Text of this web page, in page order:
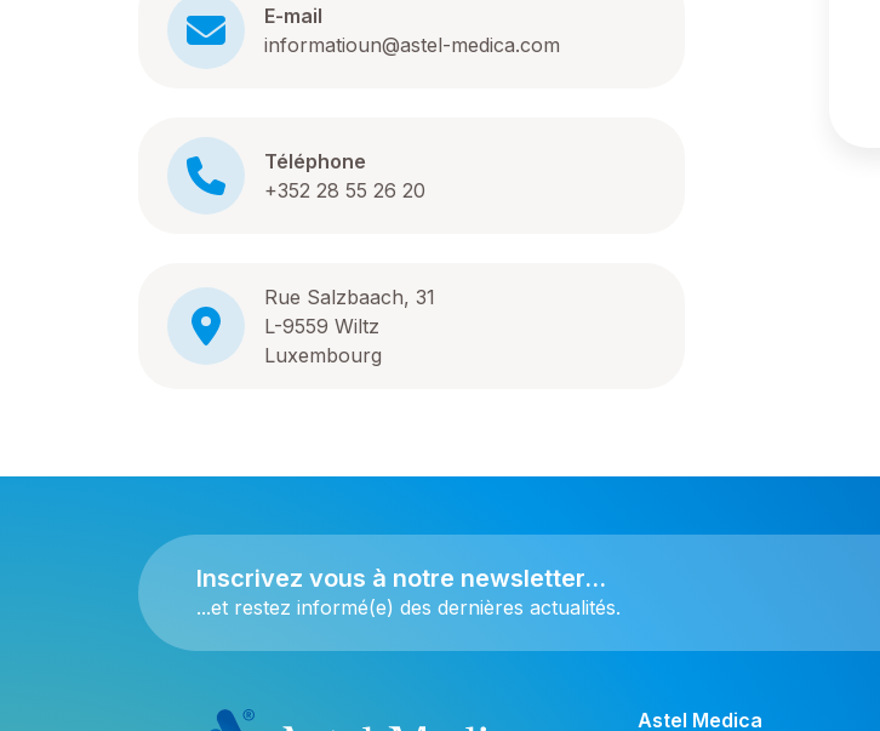
E-mail
informatioun@astel-medica.com
Téléphone
+352 28 55 26 20
Rue Salzbaach, 31
L-9559 Wiltz
Luxembourg
Inscrivez vous à notre newsletter...
...et restez informé(e) des dernières actualités.
Astel Medica